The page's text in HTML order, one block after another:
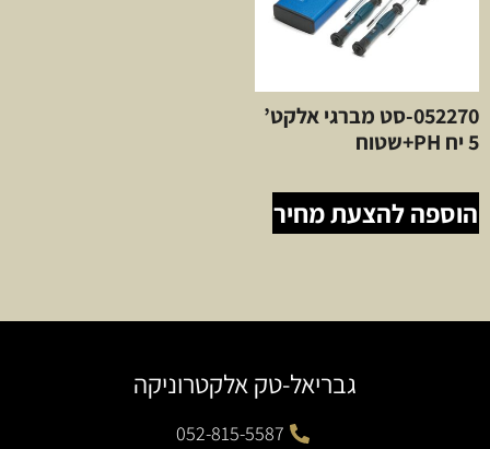
052270-סט מברגי אלקט’
5 יח PH+שטוח
הוספה להצעת מחיר
גבריאל-טק אלקטרוניקה
052-815-5587